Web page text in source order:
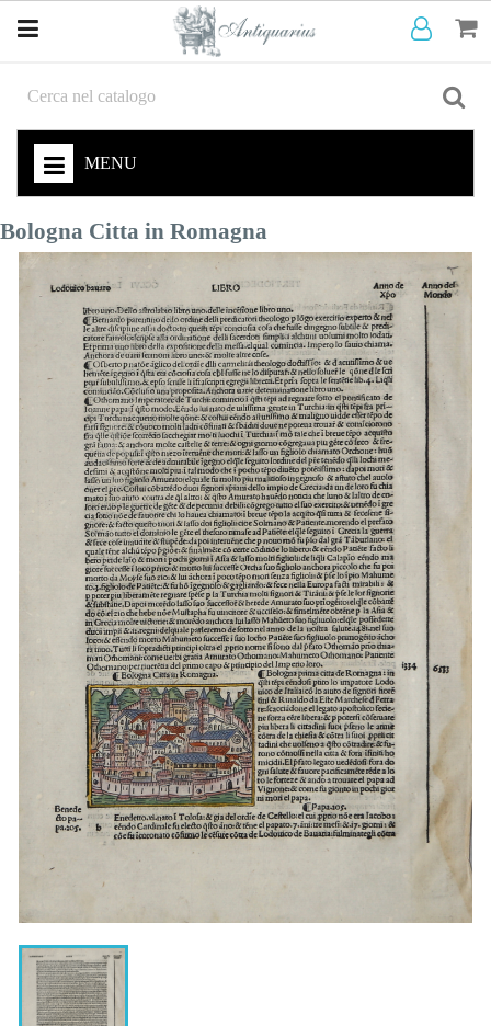
MENU
Bologna Citta in Romagna